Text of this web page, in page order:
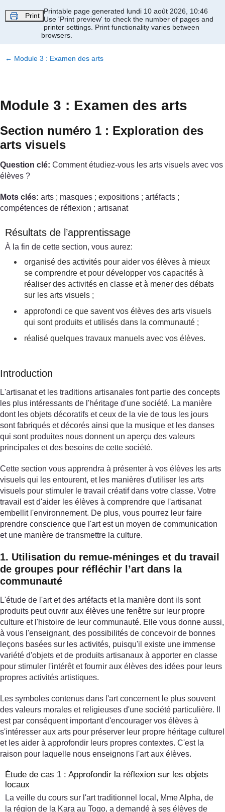
Print
Printable page generated lundi 10 août 2026, 10:46
Use 'Print preview' to check the number of pages and
printer settings. Print functionality varies between
browsers.
← Module 3 : Examen des arts
Module 3 : Examen des arts
Section numéro 1 : Exploration des
arts visuels
Question clé: Comment étudiez-vous les arts visuels avec vos
élèves ?
Mots clés: arts ; masques ; expositions ; artéfacts ;
compétences de réflexion ; artisanat
Résultats de l’apprentissage
À la fin de cette section, vous aurez:
organisé des activités pour aider vos élèves à mieux
se comprendre et pour développer vos capacités à
réaliser des activités en classe et à mener des débats
sur les arts visuels ;
approfondi ce que savent vos élèves des arts visuels
qui sont produits et utilisés dans la communauté ;
réalisé quelques travaux manuels avec vos élèves.
Introduction
L'artisanat et les traditions artisanales font partie des concepts
les plus intéressants de l'héritage d'une société. La manière
dont les objets décoratifs et ceux de la vie de tous les jours
sont fabriqués et décorés ainsi que la musique et les danses
qui sont produites nous donnent un aperçu des valeurs
principales et des besoins de cette société.
Cette section vous apprendra à présenter à vos élèves les arts
visuels qui les entourent, et les manières d'utiliser les arts
visuels pour stimuler le travail créatif dans votre classe. Votre
travail est d'aider les élèves à comprendre que l'artisanat
embellit l'environnement. De plus, vous pourrez leur faire
prendre conscience que l'art est un moyen de communication
et une manière de transmettre la culture.
1. Utilisation du remue-méninges et du travail
de groupes pour réfléchir l’art dans la
communauté
L'étude de l'art et des artéfacts et la manière dont ils sont
produits peut ouvrir aux élèves une fenêtre sur leur propre
culture et l'histoire de leur communauté. Elle vous donne aussi,
à vous l'enseignant, des possibilités de concevoir de bonnes
leçons basées sur les activités, puisqu'il existe une immense
variété d'objets et de produits artisanaux à apporter en classe
pour stimuler l'intérêt et fournir aux élèves des idées pour leurs
propres activités artistiques.
Les symboles contenus dans l'art concernent le plus souvent
des valeurs morales et religieuses d'une société particulière. Il
est par conséquent important d'encourager vos élèves à
s'intéresser aux arts pour préserver leur propre héritage culturel
et les aider à approfondir leurs propres contextes. C'est la
raison pour laquelle nous enseignons l'art aux élèves.
Étude de cas 1 : Approfondir la réflexion sur les objets
locaux
La veille du cours sur l'art traditionnel local, Mme Alpha, de
la région de la Kara au Togo, a demandé à ses élèves de